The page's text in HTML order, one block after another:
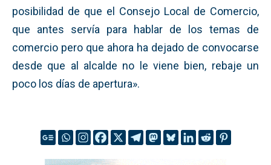
posibilidad de que el Consejo Local de Comercio,
que antes servía para hablar de los temas de
comercio pero que ahora ha dejado de convocarse
desde que al alcalde no le viene bien, rebaje un
poco los días de apertura».